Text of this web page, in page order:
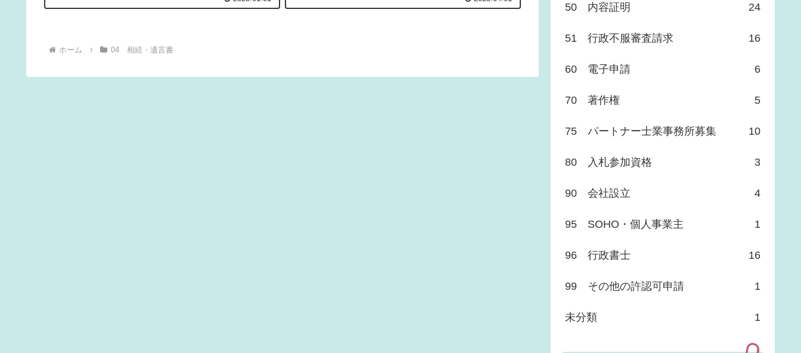
ホーム 04 相続・遺言書
50 内容証明 24
51 行政不服審査請求 16
60 電子申請 6
70 著作権 5
75 パートナー士業事務所募集 10
80 入札参加資格 3
90 会社設立 4
95 SOHO・個人事業主 1
96 行政書士 16
99 その他の許認可申請 1
未分類 1